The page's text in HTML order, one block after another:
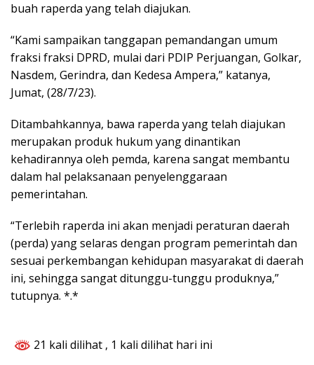
buah raperda yang telah diajukan.
“Kami sampaikan tanggapan pemandangan umum
fraksi fraksi DPRD, mulai dari PDIP Perjuangan, Golkar,
Nasdem, Gerindra, dan Kedesa Ampera,” katanya,
Jumat, (28/7/23).
Ditambahkannya, bawa raperda yang telah diajukan
merupakan produk hukum yang dinantikan
kehadirannya oleh pemda, karena sangat membantu
dalam hal pelaksanaan penyelenggaraan
pemerintahan.
“Terlebih raperda ini akan menjadi peraturan daerah
(perda) yang selaras dengan program pemerintah dan
sesuai perkembangan kehidupan masyarakat di daerah
ini, sehingga sangat ditunggu-tunggu produknya,”
tutupnya. *.*
21 kali dilihat , 1 kali dilihat hari ini